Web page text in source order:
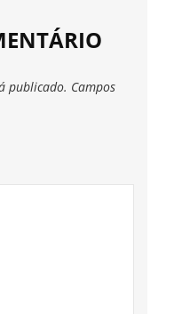
publicado. Campos